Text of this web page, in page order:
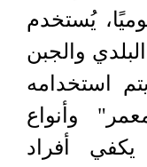
يُستخدم
والجبن
استخدامه
وأنواع
يكفي أفراد